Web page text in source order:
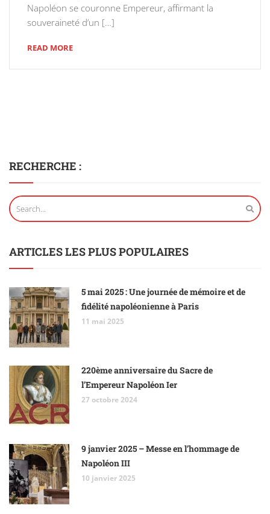
Napoléon se couronne Empereur, affirmant la
souveraineté d’un […]
READ MORE
RECHERCHE :
ARTICLES LES PLUS POPULAIRES
5 mai 2025 : Une journée de mémoire et de
fidélité napoléonienne à Paris
11 mai 2025
220ème anniversaire du Sacre de
l’Empereur Napoléon Ier
27 octobre 2024
9 janvier 2025 – Messe en l’hommage de
Napoléon III
10 janvier 2025